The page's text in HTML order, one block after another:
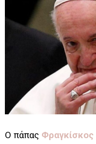
Ο πάπας Φραγκίσκος